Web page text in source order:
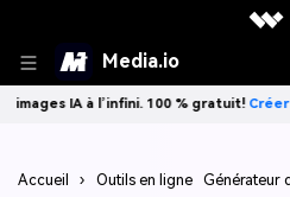
Media.io
100 % gratuit!Créer gratuitement→
Accueil › Outils en ligne Générateur